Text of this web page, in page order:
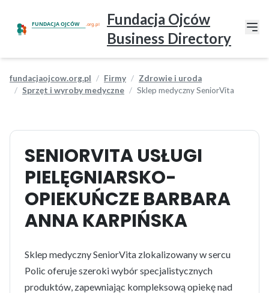
Fundacja Ojców
Business Directory
fundacjaojcow.org.pl Firmy
Zdrowie i uroda
Sprzęt i wyroby medyczne
Sklep medyczny SeniorVita
SENIORVITA USŁUGI
PIELĘGNIARSKO-
OPIEKUŃCZE BARBARA
ANNA KARPIŃSKA
Sklep medyczny SeniorVita zlokalizowany w sercu
Polic oferuje szeroki wybór specjalistycznych
produktów, zapewniając kompleksową opiekę nad